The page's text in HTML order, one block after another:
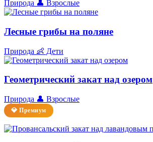
Природа 👤 Взрослые
Лесные грибы на поляне
Природа 👶 Дети
Геометрический закат над озером
Природа 👤 Взрослые
💎 Премиум